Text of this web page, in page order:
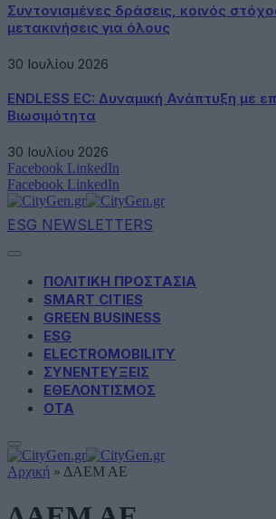
Συντονισμένες δράσεις, κοινός
μετακινήσεις για όλους
30 Ιουλίου 2026
ENDLESS EC: Δυναμική Ανάπτυξη με
Βιωσιμότητα
30 Ιουλίου 2026
Facebook LinkedIn
Facebook LinkedIn
ESG NEWSLETTERS
ΠΟΛΙΤΙΚΗ ΠΡΟΣΤΑΣΙΑ
SMART CITIES
GREEN BUSINESS
ESG
ELECTROMOBILITY
ΣΥΝΕΝΤΕΥΞΕΙΣ
ΕΘΕΛΟΝΤΙΣΜΟΣ
ΟΤΑ
Αρχική » ΔΑΕΜ ΑΕ